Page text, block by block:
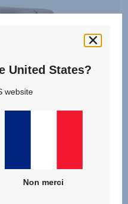
United States?
website
Non merci